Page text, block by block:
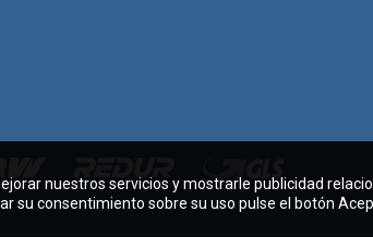
nuestros servicios y mostrarle publicidad
su consentimiento sobre su uso pulse el botón